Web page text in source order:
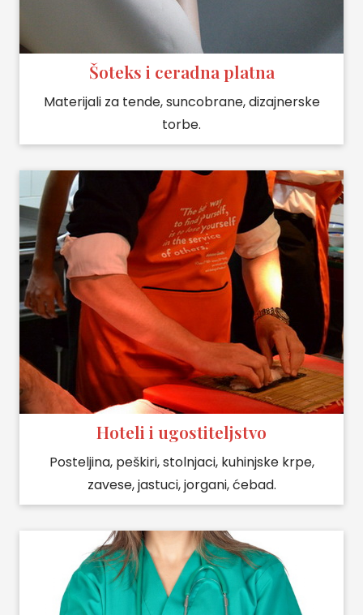
Šoteks i ceradna platna
Materijali za tende, suncobrane, dizajnerske
torbe.
Hoteli i ugostiteljstvo
Posteljina, peškiri, stolnjaci, kuhinjske krpe,
zavese, jastuci, jorgani, ćebad.